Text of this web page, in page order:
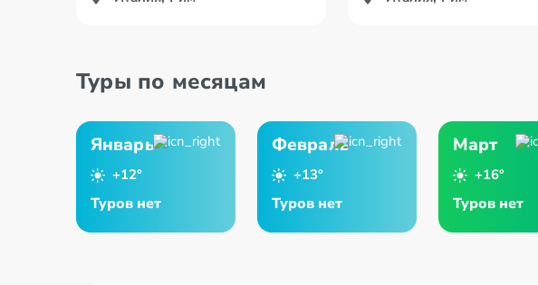
Туры по месяцам
Январь
+12°
Туров нет
Февраль
+13°
Туров нет
Март
+16°
Туров нет